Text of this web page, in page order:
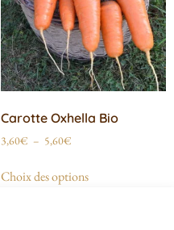
Carotte Oxhella Bio
3,60€ – 5,60€
Choix des options